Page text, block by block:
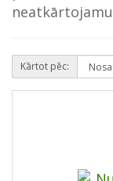
Kārtot pēc: